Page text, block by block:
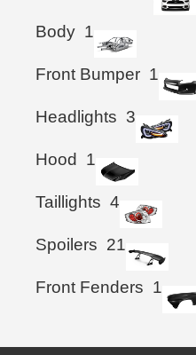
Body 1
Front Bumper 1
Headlights 3
Hood 1
Taillights 4
Spoilers 21
Front Fenders 1